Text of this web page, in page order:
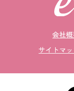
会社
サイトマ